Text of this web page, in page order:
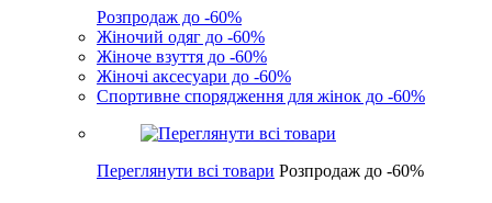
Розпродаж до -60%
Жіночий одяг до -60%
Жіноче взуття до -60%
Жіночі аксесуари до -60%
Спортивне спорядження для жінок до -60%
Переглянути всі товари Розпродаж до -60%